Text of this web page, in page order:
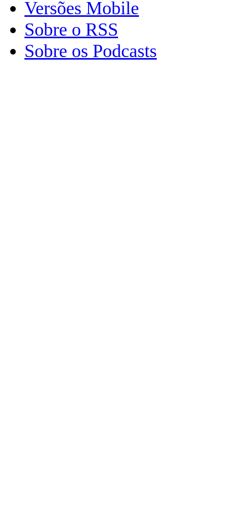
Versões Mobile
Sobre o RSS
Sobre os Podcasts